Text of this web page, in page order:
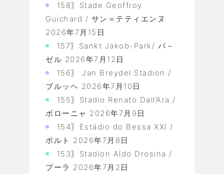
158〗Stade Geoffroy
Guichard / サン＝テティエンヌ
2026年7月15日
157〗Sankt Jakob-Park/ バ－
ゼル 2026年7月12日
156〗 Jan Breydel Stadion /
ブルッヘ 2026年7月10日
155〗Stadio Renato Dall’Ara /
ボローニャ 2026年7月9日
154〗Estádio do Bessa XXI /
ポルト 2026年7月8日
153〗Stadion Aldo Drosina /
プーラ 2026年7月2日